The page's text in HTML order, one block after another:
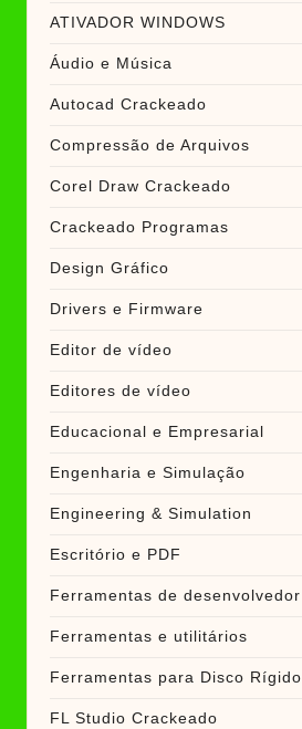
ATIVADOR WINDOWS
Áudio e Música
Autocad Crackeado
Compressão de Arquivos
Corel Draw Crackeado
Crackeado Programas
Design Gráfico
Drivers e Firmware
Editor de vídeo
Editores de vídeo
Educacional e Empresarial
Engenharia e Simulação
Engineering & Simulation
Escritório e PDF
Ferramentas de desenvolvedor
Ferramentas e utilitários
Ferramentas para Disco Rígido
FL Studio Crackeado